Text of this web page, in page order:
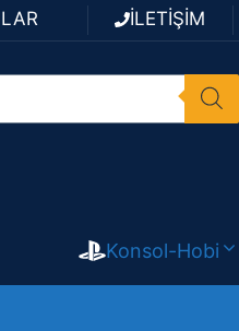
İLETİŞİM
Konsol-Hobi